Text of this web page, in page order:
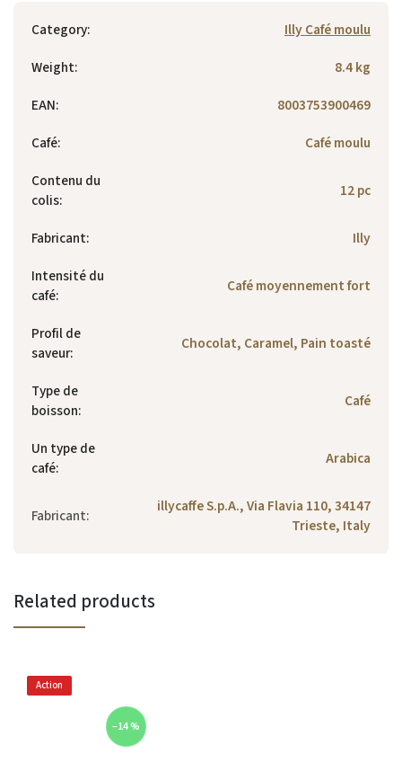
Category:
Illy Café moulu
Weight:
8.4 kg
EAN:
8003753900469
Café:
Café moulu
Contenu du
colis: 12 pc
Fabricant:
Illy
Intensité du
café: Café moyennement fort
Profil de
saveur: Chocolat, Caramel, Pain toasté
Type de
boisson: Café
Un type de
café: Arabica
Fabricant:
illycaffe S.p.A., Via Flavia 110, 34147
Trieste, Italy
Related products
Action
–14 %